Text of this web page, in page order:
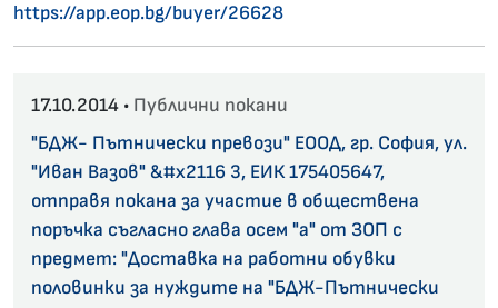
https://app.eop.bg/buyer/26628
17.10.2014 • Публични покани
"БДЖ- Пътнически превози" ЕООД, гр. София, ул.
"Иван Вазов" &#x2116 3, ЕИК 175405647,
отправя покана за участие в обществена
поръчка съгласно глава осем "а" от ЗОП с
предмет: "Доставка на работни обувки
половинки за нуждите на "БДЖ-Пътнически